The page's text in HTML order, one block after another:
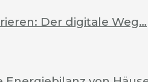
Der digitale Weg…